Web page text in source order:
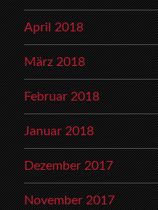
April 2018
März 2018
Februar 2018
Januar 2018
Dezember 2017
November 2017